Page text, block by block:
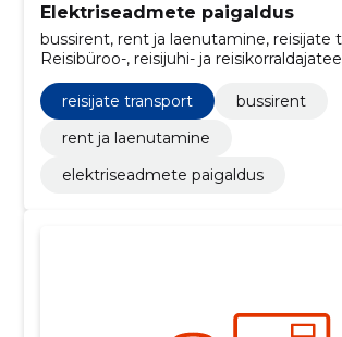
Elektriseadmete paigaldus
bussirent, rent ja laenutamine, reisijate
Reisibüroo-, reisijuhi- ja
reisijate transport
bussirent
rent ja laenutamine
elektriseadmete paigaldus